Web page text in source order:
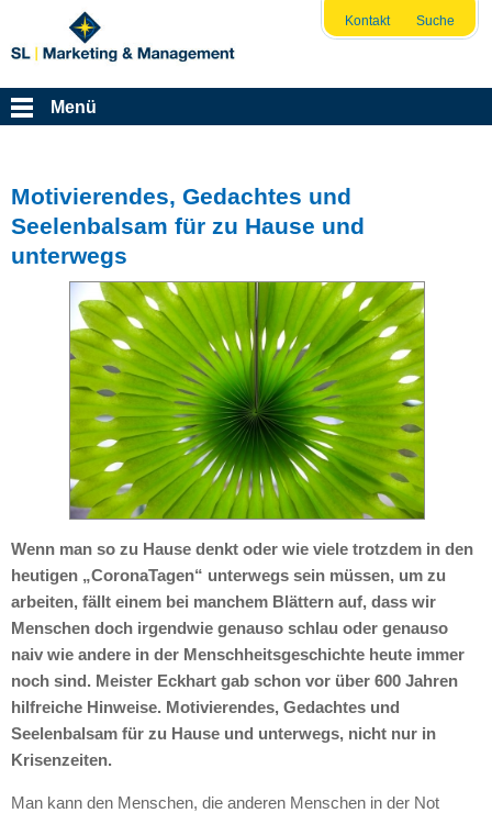
Kontakt Suche
Menü
Motivierendes, Gedachtes und
Seelenbalsam für zu Hause und
unterwegs
Wenn man so zu Hause denkt oder wie viele trotzdem in den
heutigen „CoronaTagen“ unterwegs sein müssen, um zu
arbeiten, fällt einem bei manchem Blättern auf, dass wir
Menschen doch irgendwie genauso schlau oder genauso
naiv wie andere in der Menschheitsgeschichte heute immer
noch sind. Meister Eckhart gab schon vor über 600 Jahren
hilfreiche Hinweise. Motivierendes, Gedachtes und
Seelenbalsam für zu Hause und unterwegs, nicht nur in
Krisenzeiten.
Man kann den Menschen, die anderen Menschen in der Not